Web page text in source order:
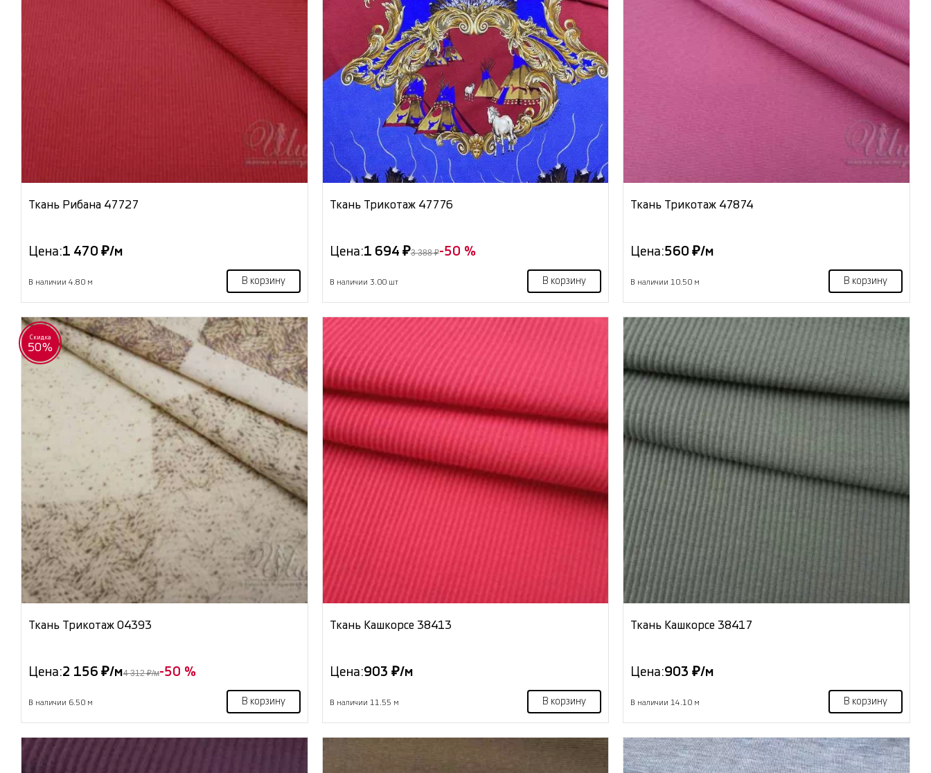
Ткань Рибана 47727
Цена:1 470 ₽/м
В наличии 4.80 м В корзину
Ткань Трикотаж 47776
Цена:1 694 ₽3 388 ₽-50 %
В наличии 3.00 шт В корзину
Ткань Трикотаж 47874
Цена:560 ₽/м
В наличии 10.50 м В корзину
Скидка
50%
Ткань Трикотаж 04393
Цена:2 156 ₽/м4 312 ₽/м-50 %
В наличии 6.50 м В корзину
Ткань Кашкорсе 38413
Цена:903 ₽/м
В наличии 11.55 м В корзину
Ткань Кашкорсе 38417
Цена:903 ₽/м
В наличии 14.10 м В корзину